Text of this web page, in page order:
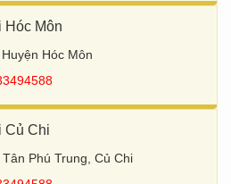
Hóc Môn
Hóc Môn
Củ Chi
Phú Trung, Củ Chi